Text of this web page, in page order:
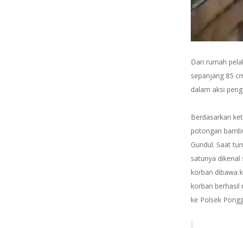
Dari rumah
sepanjang 85
dalam aksi
Berdasarkan
potongan
Gundul. Saat
satunya dikenal
korban dibawa
korban berhasil
ke Polsek